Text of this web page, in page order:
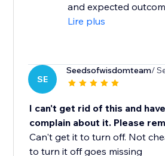
and expected
Lire plus
SE
Seedsofwisdomteam/
I can't get rid of this and
complain about it. Please
Can't get it to turn off. Not
to turn it off goes missing